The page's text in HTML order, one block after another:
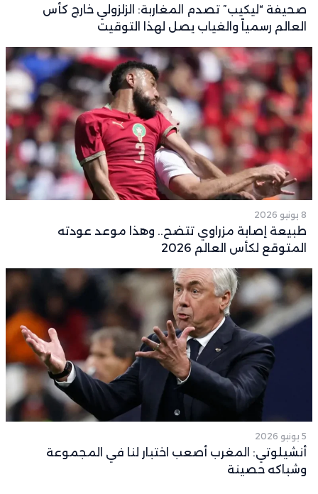
صحيفة “ليكيب” تصدم المغاربة: الزلزولي خارج كأس
العالم رسمياً والغياب يصل لهذا التوقيت
8 يونيو 2026
طبيعة إصابة مزراوي تتضح.. وهذا موعد عودته
المتوقع لكأس العالم 2026
5 يونيو 2026
أنشيلوتي: المغرب أصعب اختبار لنا في المجموعة
وشباكه حصينة